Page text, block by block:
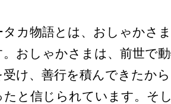
タカ物語とは、おしゃかさ
。おしゃかさまは、前世で
受け、善行を積んできたか
たと信じられています。そ